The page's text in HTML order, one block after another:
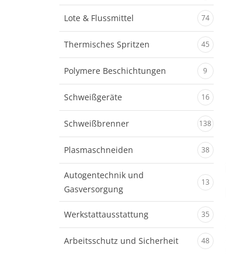
Lote & Flussmittel 74
Thermisches Spritzen 45
Polymere Beschichtungen 9
Schweißgeräte 16
Schweißbrenner 138
Plasmaschneiden 38
Autogentechnik und
Gasversorgung
13
Werkstattausstattung 35
Arbeitsschutz und Sicherheit 48